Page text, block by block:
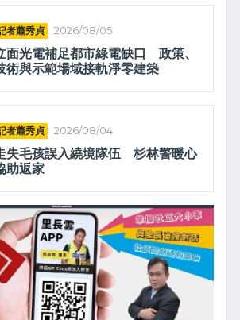
者蕭秀貞 2026/08/05
面光電補足都市綠電缺口 政策、
術與示範場域接軌淨零建築
者蕭秀貞 2026/08/04
失毛孩誤入繞境隊伍 杉林警暖心
助返家